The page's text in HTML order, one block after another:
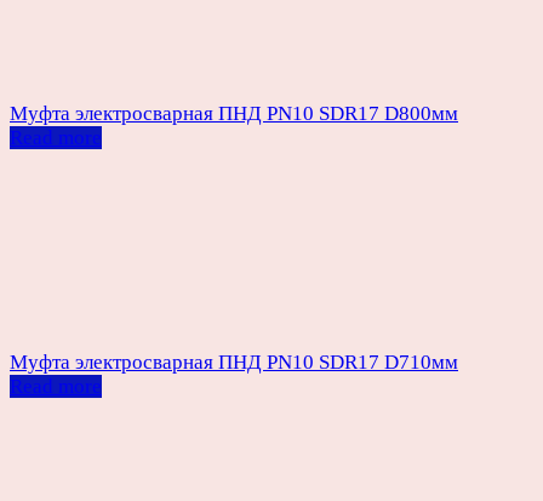
Муфта электросварная ПНД PN10 SDR17 D800мм
Read more
Муфта электросварная ПНД PN10 SDR17 D710мм
Read more